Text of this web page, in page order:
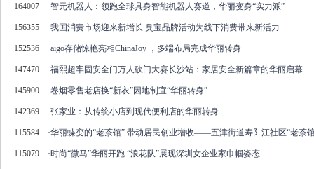
164007 ·智元机器人：领跑全球具身智能机器人赛道，华丽变身“实力派”
156355 ·我国消费市场迎来新增长 臭宝品牌活动为线下消费带来新活力
152536 ·aigo存储惊艳亮相ChinaJoy ，多端布局完成华丽转身
147470 ·福熙超牢固安全门万人砍门大赛长沙站：家居安全新篇章的华丽启幕
145900 ·卷烟零售老店换“新衣”因地制宜“华丽转身”
142369 ·张家业：从传统小店到现代便利店的华丽转身
115584 ·华丽蝶变的“老茶馆” 带动居民创业增收——五津街道寿阝江社区“老茶
115079 ·时尚“微马”华丽开跑 “浪花队”展现深圳女企业家巾帼姿态